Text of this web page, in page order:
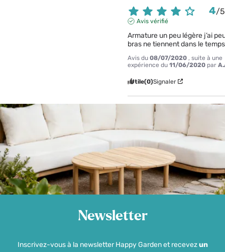
4/5
Avis vérifié
Armature un peu légère j’ai
bras ne tiennent dans le
Avis du08/07/2020 , suite à une
expérience du11/06/2020 par
Utile(0)Signaler
Newsletter
Inscrivez-vous à la newsletter Happy Garden et recevezun